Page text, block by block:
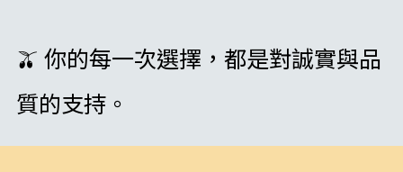
🫒 你的每一次選擇，都是對誠實與品
質的支持。